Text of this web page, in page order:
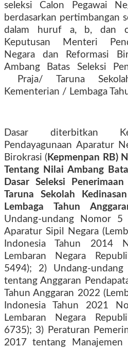
seleksi Calon Pegawai
berdasarkan pertimbangan
dalam huruf a, b, dan
Keputusan Menteri
Negara dan Reformasi
Ambang Batas Seleksi
Praja/ Taruna
Kementerian / Lembaga
Dasar diterbitkan
Pendayagunaan Aparatur
Birokrasi ( Kepmenpan RB)
Tentang Nilai Ambang
Dasar Seleksi Penerimaan
Taruna Sekolah
Lembaga Tahun
Undang-undang Nomor
Aparatur Sipil Negara
Indonesia Tahun 2014
Lembaran Negara
5494); 2) Undang-
tentang Anggaran
Tahun Anggaran 2022
Indonesia Tahun 2021
Lembaran Negara
6735); 3) Peraturan
2017 tentang Manajemen